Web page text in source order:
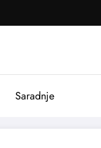
Saradnje